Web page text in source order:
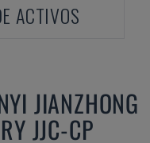
ACTIVOS
JIANZHONG
JJC-CP